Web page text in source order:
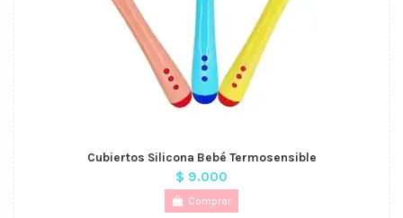
Cubiertos Silicona Bebé Termosensible
$ 9.000
Comprar